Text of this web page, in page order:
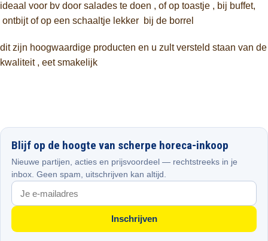
ideaal voor bv door salades te doen , of op toastje , bij buffet,
ontbijt of op een schaaltje lekker bij de borrel
dit zijn hoogwaardige producten en u zult versteld staan van de
kwaliteit , eet smakelijk
Blijf op de hoogte van scherpe horeca-inkoop
Nieuwe partijen, acties en prijsvoordeel — rechtstreeks in je
inbox. Geen spam, uitschrijven kan altijd.
Inschrijven